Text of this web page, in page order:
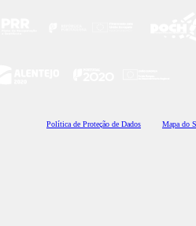
Política de Proteção de Dados Mapa do